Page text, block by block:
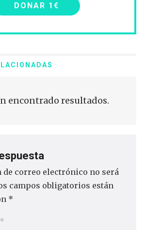
DONAR 1€
encontrado resultados.
correo electrónico no será
campos obligatorios están
*